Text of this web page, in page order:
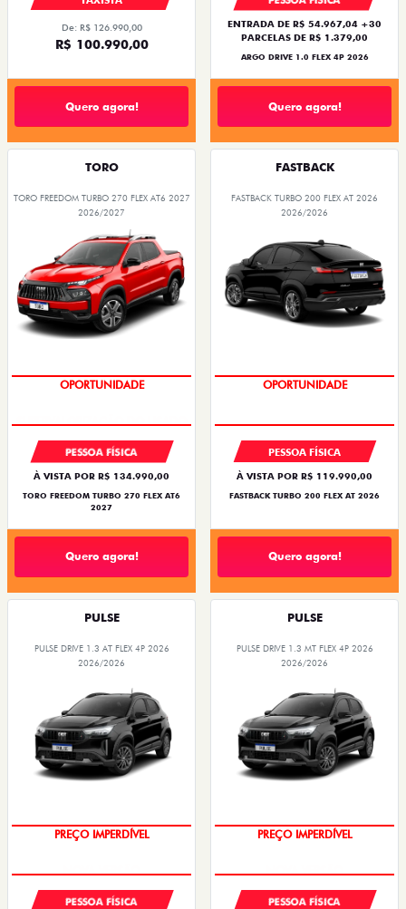
De: R$ 126.990,00
R$ 100.990,00
Quero agora!
ENTRADA DE R$ 54.967,04 +30
PARCELAS DE R$ 1.379,00
ARGO DRIVE 1.0 FLEX 4P 2026
Quero agora!
TORO
TORO FREEDOM TURBO 270 FLEX AT6 2027
2026/2027
OPORTUNIDADE
PESSOA FÍSICA
À VISTA POR R$ 134.990,00
TORO FREEDOM TURBO 270 FLEX AT6
2027
Quero agora!
FASTBACK
FASTBACK TURBO 200 FLEX AT 2026
2026/2026
OPORTUNIDADE
PESSOA FÍSICA
À VISTA POR R$ 119.990,00
FASTBACK TURBO 200 FLEX AT 2026
Quero agora!
PULSE
PULSE DRIVE 1.3 AT FLEX 4P 2026
2026/2026
PREÇO IMPERDÍVEL
PESSOA FÍSICA
PULSE
PULSE DRIVE 1.3 MT FLEX 4P 2026
2026/2026
PREÇO IMPERDÍVEL
PESSOA FÍSICA